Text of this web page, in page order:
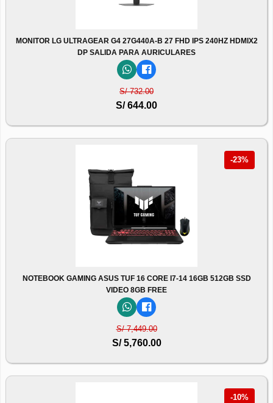
MONITOR LG ULTRAGEAR G4 27G440A-B 27 FHD IPS 240HZ HDMIX2
DP SALIDA PARA AURICULARES
S/ 732.00
S/ 644.00
-23%
NOTEBOOK GAMING ASUS TUF 16 CORE I7-14 16GB 512GB SSD
VIDEO 8GB FREE
S/ 7,449.00
S/ 5,760.00
-10%